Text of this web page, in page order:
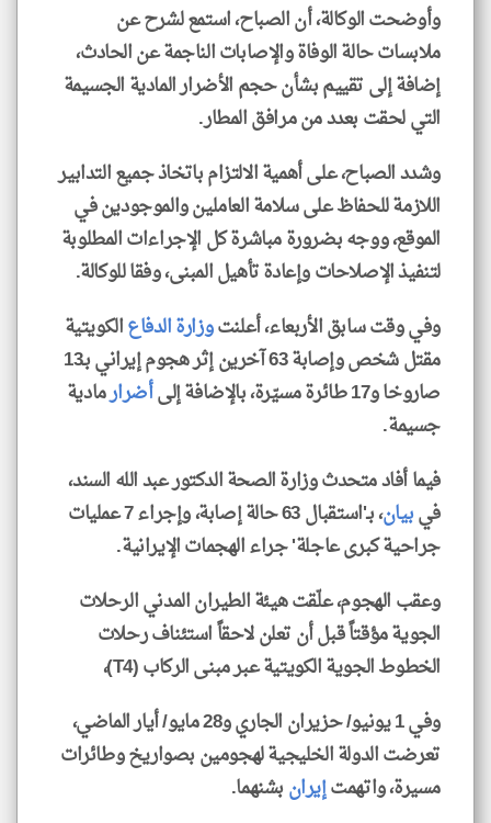
وأوضحت الوكالة، أن الصباح، استمع لشرح عن
ملابسات حالة الوفاة والإصابات الناجمة عن الحادث،
إضافة إلى تقييم بشأن حجم الأضرار المادية الجسيمة
التي لحقت بعدد من مرافق المطار.
وشدد الصباح، على أهمية الالتزام باتخاذ جميع التدابير
اللازمة للحفاظ على سلامة العاملين والموجودين في
الموقع، ووجه بضرورة مباشرة كل الإجراءات المطلوبة
لتنفيذ الإصلاحات وإعادة تأهيل المبنى، وفقا للوكالة.
وفي وقت سابق الأربعاء، أعلنتوزارة الدفاعالكويتية
مقتل شخص وإصابة 63 آخرين إثر هجوم إيراني بـ13
صاروخا و17 طائرة مسيّرة، بالإضافة إلى
أضرارمادية
جسيمة.
فيما أفاد متحدث وزارة الصحة الدكتور عبد الله السند،
فيبيان
، بـ'استقبال 63 حالة إصابة، وإجراء 7 عمليات
جراحية كبرى عاجلة' جراء الهجمات الإيرانية.
وعقب الهجوم، علّقت هيئة الطيران المدني الرحلات
الجوية مؤقتاً قبل أن تعلن لاحقاً استئناف رحلات
الخطوط الجوية الكويتية عبر مبنى الركاب (T4)،
وفي 1 يونيو/ حزيران الجاري و28 مايو/ أيار الماضي،
تعرضت الدولة الخليجية لهجومين بصواريخ وطائرات
مسيرة، واتهمتإيرانبشنهما.